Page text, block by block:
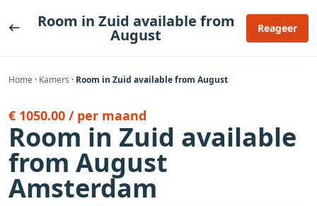
naar
Room in Zuid available from
August Reageer
Home · Kamers · Room in Zuid available from August
€ 1050.00 / per maand
Room in Zuid available
from August
Amsterdam